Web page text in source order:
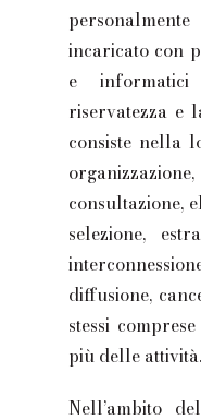
incaricato con
e
riservatezza e
consiste nella
consultazione,
selezione,
diffusione,
stessi
più delle attività.
Nell’ambito